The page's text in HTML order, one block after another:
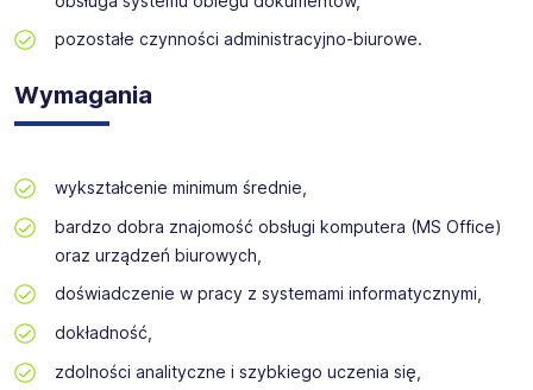
liczba osób: 13
pozostałe czynności administracyjno-biurowe.
Wymagania
wykształcenie minimum średnie,
bardzo dobra znajomość obsługi komputera (MS Office)
oraz urządzeń biurowych,
doświadczenie w pracy z systemami informatycznymi,
dokładność,
zdolności analityczne i szybkiego uczenia się,